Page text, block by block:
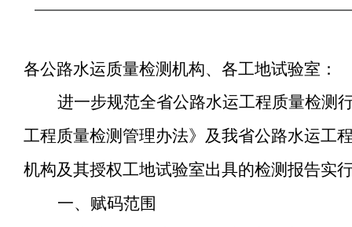
各公路水运质量检测机构、各工地试验室：
进一步规范全省公路水运工程质量检测
工程质量检测管理办法》及我省公路水运工
机构及其授权工地试验室出具的检测报告实
一、赋码范围